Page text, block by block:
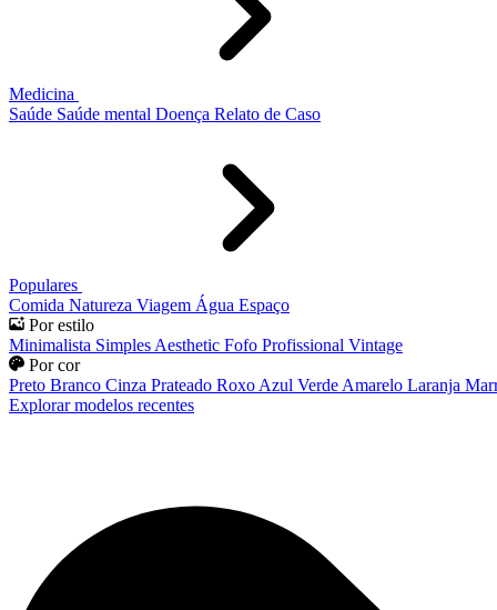
Medicina
Saúde Saúde mental Doença Relato de Caso
Populares
Comida Natureza Viagem Água Espaço
Por estilo
Minimalista Simples Aesthetic Fofo Profissional Vintage
Por cor
Preto Branco Cinza Prateado Roxo Azul Verde Amarelo Laranja
Explorar modelos recentes